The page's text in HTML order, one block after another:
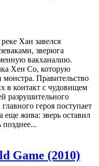
Хан завелся
зверюга
вакханалию.
Хен Со, которую
монстра. Правительство
в контакт с чудовищем
разрушительного
героя поступает
еще жива: зверь оставил
позднее...
Game (2010)